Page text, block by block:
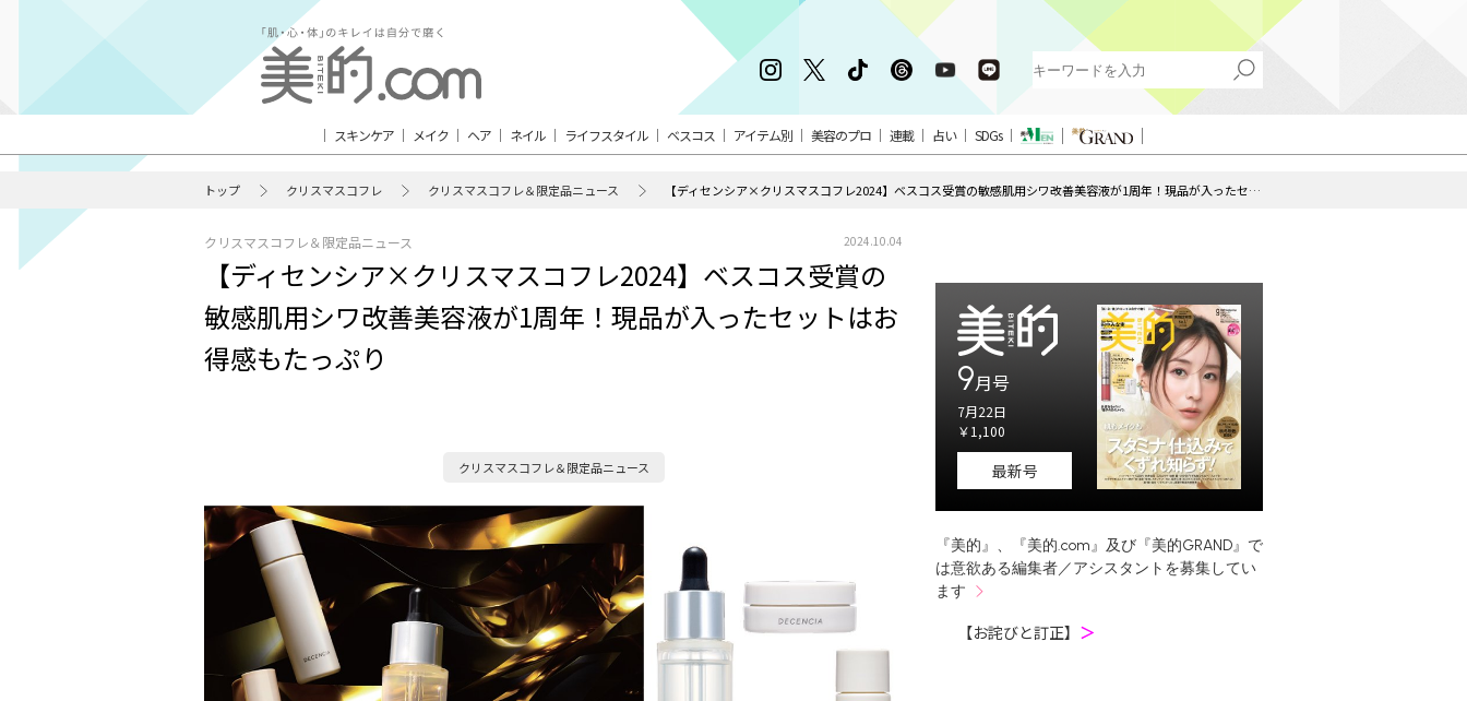
スキンケア メイク ヘア ネイル ライフスタイル ベスコス アイテム別 美容のプロ 連載 占い SDGs
トップ クリスマスコフレ クリスマスコフレ＆限定品ニュース 【ディセンシア×クリスマスコフレ2024】ベスコス受賞の敏感肌用シワ改善美容液が1周年！現品が入ったセットはお得感もたっぷり
クリスマスコフレ＆限定品ニュース 2024.10.04
【ディセンシア×クリスマスコフレ2024】ベスコス受賞の
敏感肌用シワ改善美容液が1周年！現品が入ったセットはお
得感もたっぷり
クリスマスコフレ＆限定品ニュース
9月号
7月22日
￥1,100
最新号
『美的』、『美的.com』及び『美的GRAND』で
は意欲ある編集者／アシスタントを募集してい
ます
【お詫びと訂正】 ＞